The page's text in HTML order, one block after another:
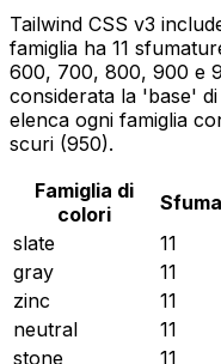
Tailwind CSS v3
famiglia ha 11
600, 700, 800, 900 e
considerata la 'base'
elenca ogni famiglia
scuri (950).
Famiglia di
colori
slate
11
gray
11
zinc
11
neutral
11
stone
11